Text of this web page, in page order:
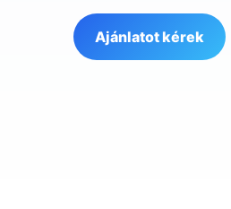
Ajánlatot kérek